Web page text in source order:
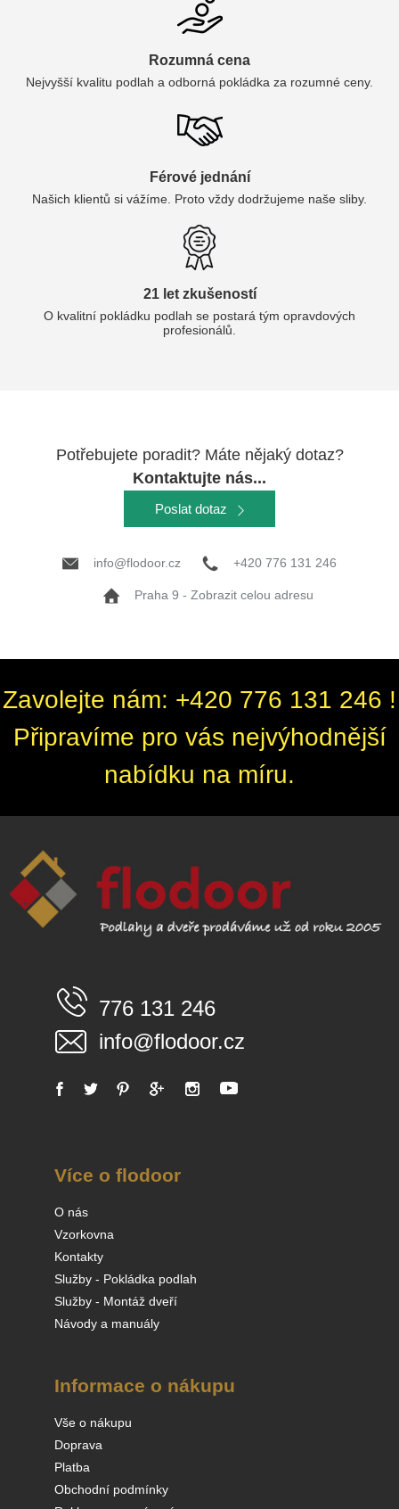
Rozumná cena
Nejvyšší kvalitu podlah a odborná pokládka za rozumné ceny.
Férové jednání
Našich klientů si vážíme. Proto vždy dodržujeme naše sliby.
21 let zkušeností
O kvalitní pokládku podlah se postará tým opravdových
profesionálů.
Potřebujete poradit? Máte nějaký dotaz?
Kontaktujte nás...
Poslat dotaz
info@flodoor.cz +420 776 131 246
Praha 9 - Zobrazit celou adresu
Zavolejte nám: +420 776 131 246 !
Připravíme pro vás nejvýhodnější
nabídku na míru.
776 131 246
info@flodoor.cz
Více o flodoor
O nás
Vzorkovna
Kontakty
Služby - Pokládka podlah
Služby - Montáž dveří
Návody a manuály
Informace o nákupu
Vše o nákupu
Doprava
Platba
Obchodní podmínky